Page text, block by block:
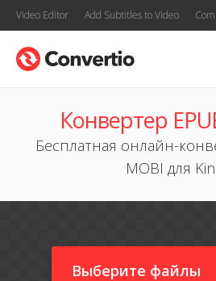
Video Editor Add Subtitles to Video
Конвертер
Бесплатная онлайн-
MOBI для
Выберите файлы